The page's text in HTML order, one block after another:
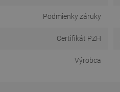
Podmienky záruky
Certifikát PZH
Výrobca